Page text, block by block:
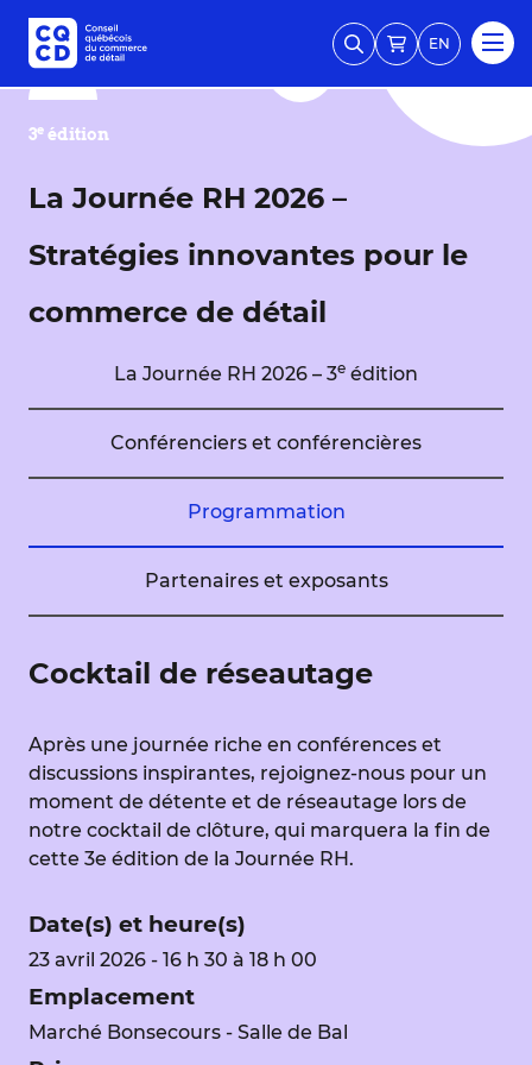
EN
3e édition
La Journée RH 2026 –
Stratégies innovantes pour le
commerce de détail
La Journée RH 2026 – 3e édition
Conférenciers et conférencières
Programmation
Partenaires et exposants
Cocktail de réseautage
Après une journée riche en conférences et
discussions inspirantes, rejoignez-nous pour un
moment de détente et de réseautage lors de
notre cocktail de clôture, qui marquera la fin de
cette 3e édition de la Journée RH.
Date(s) et heure(s)
23 avril 2026 - 16 h 30 à 18 h 00
Emplacement
Marché Bonsecours - Salle de Bal